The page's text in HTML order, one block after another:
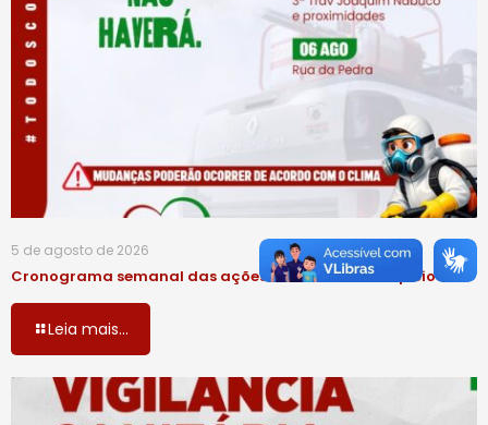
5 de agosto de 2026
Cronograma semanal das ações de Fumacê e Bloqueio UBV
Leia mais...